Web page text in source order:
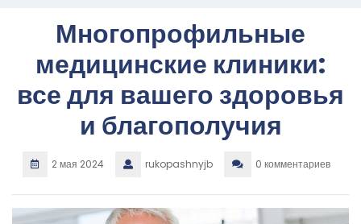
Многопрофильные
медицинские клиники:
все для вашего здоровья
и благополучия
2 мая 2024 rukopashnyjb 0 комментариев